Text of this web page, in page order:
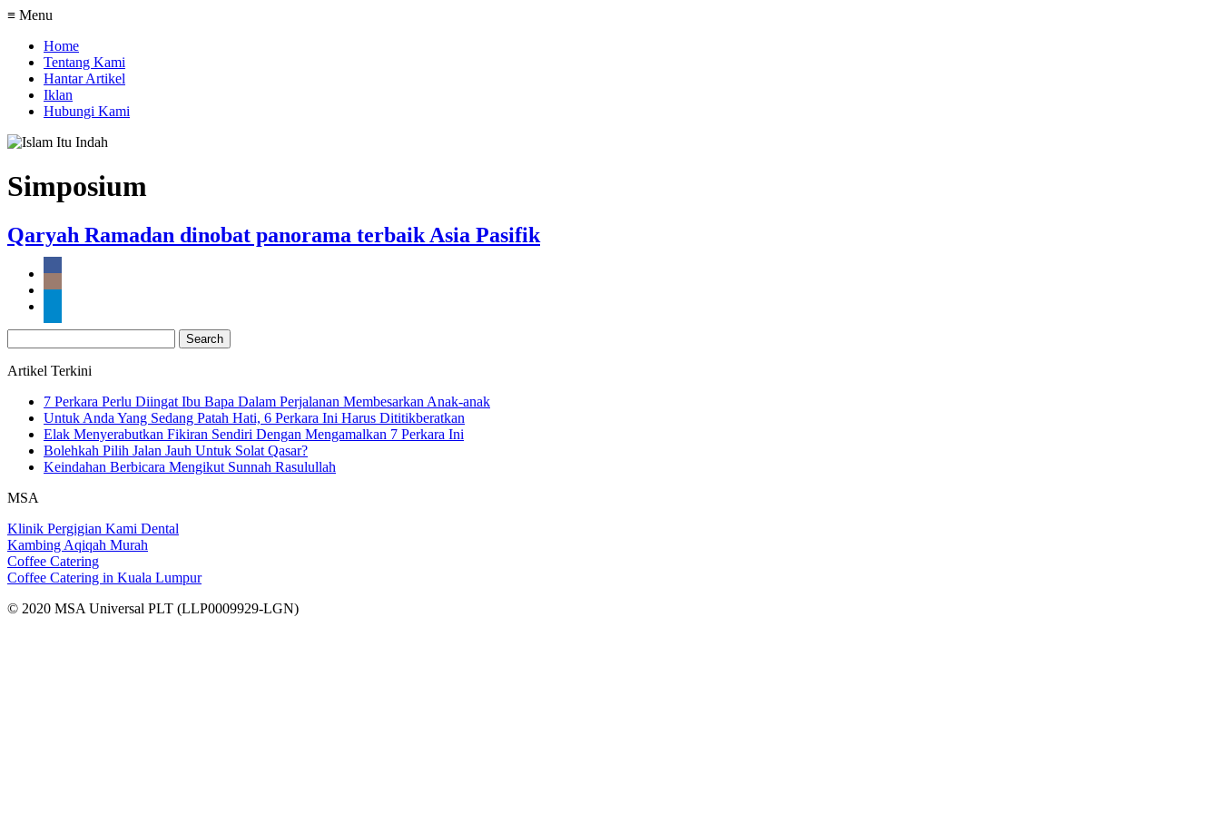
≡ Menu
Home
Tentang Kami
Hantar Artikel
Iklan
Hubungi Kami
Simposium
Qaryah Ramadan dinobat panorama terbaik Asia Pasifik
for:
Artikel Terkini
7 Perkara Perlu Diingat Ibu Bapa Dalam Perjalanan Membesarkan Anak-anak
Untuk Anda Yang Sedang Patah Hati, 6 Perkara Ini Harus Dititikberatkan
Elak Menyerabutkan Fikiran Sendiri Dengan Mengamalkan 7 Perkara Ini
Bolehkah Pilih Jalan Jauh Untuk Solat Qasar?
Keindahan Berbicara Mengikut Sunnah Rasulullah
MSA
Klinik Pergigian Kami Dental
Kambing Aqiqah Murah
Coffee Catering
Coffee Catering in Kuala Lumpur
© 2020 MSA Universal PLT (LLP0009929-LGN)